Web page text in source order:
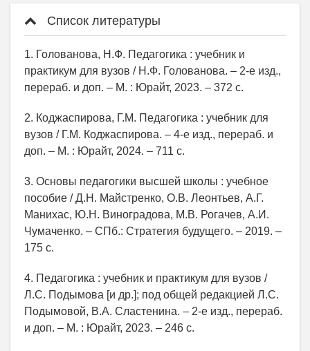
Список литературы
1. Голованова, Н.Ф. Педагогика : учебник и
практикум для вузов / Н.Ф. Голованова. – 2-е изд.,
перераб. и доп. – М. : Юрайт, 2023. – 372 с.
2. Коджаспирова, Г.М. Педагогика : учебник для
вузов / Г.М. Коджаспирова. – 4-е изд., перераб. и
доп. – М. : Юрайт, 2024. – 711 с.
3. Основы педагогики высшей школы : учебное
пособие / Д.Н. Майстренко, О.В. Леонтьев, А.Г.
Манихас, Ю.Н. Виноградова, М.В. Рогачев, А.И.
Чумаченко. – СПб.: Стратегия будущего. – 2019. –
175 с.
4. Педагогика : учебник и практикум для вузов /
Л.С. Подымова [и др.]; под общей редакцией Л.С.
Подымовой, В.А. Сластенина. – 2-е изд., перераб.
и доп. – М. : Юрайт, 2023. – 246 с.